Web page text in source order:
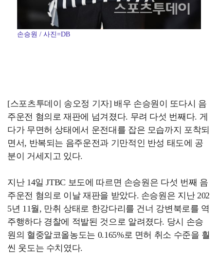
손승원 / 사진=DB
[스포츠투데이 송오정 기자] 배우 손승원이 또다시 음
주운전 혐의로 재판에 넘겨졌다. 무려 다섯 번째다. 게
다가 무면허 상태에서 운전대를 잡은 모습까지 포착되
면서, 반복되는 음주운전과 기만적인 반성 태도에 공
분이 거세지고 있다.
지난 14일 JTBC 보도에 따르면 손승원은 다섯 번째 음
주운전 혐의로 이날 재판을 받았다. 손승원은 지난 202
5년 11월, 만취 상태로 한강다리를 건너 강변북로를 역
주행하다 경찰에 적발된 것으로 알려졌다. 당시 손승
원의 혈중알코올농도는 0.165%로 면허 취소 수준을 훨
씬 웃도는 수치였다.